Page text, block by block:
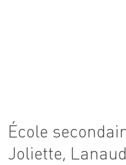
École
Joliette,